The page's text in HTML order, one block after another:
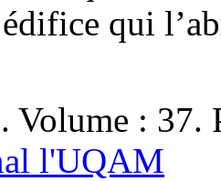
qui
Volume : 37.
l'UQAM